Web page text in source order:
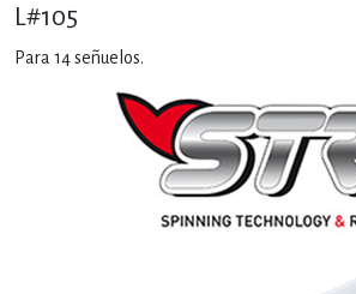
L#105
Para 14 señuelos.